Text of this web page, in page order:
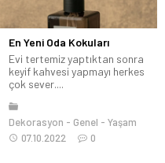
En Yeni Oda Kokuları
Evi tertemiz yaptıktan sonra
keyif kahvesi yapmayı herkes
çok sever....
Dekorasyon Genel
Yaşam
07.10.2022
0